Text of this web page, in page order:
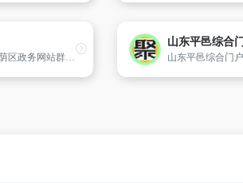
济南市槐荫区政府门户网站是槐荫区政务网站群体的中心和枢纽,是展示槐荫区的窗口。网站面向社会各界提供槐荫区的新闻、政务、投资、生活、服务等信息。
山东平邑综合